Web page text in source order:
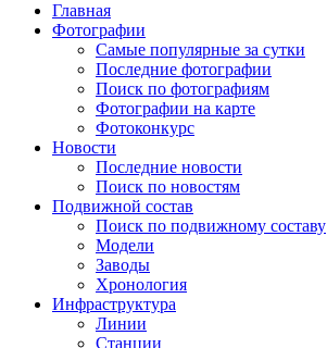
Главная
Фотографии
Cамые популярные за сутки
Последние фотографии
Поиск по фотографиям
Фотографии на карте
Фотоконкурс
Новости
Последние новости
Поиск по новостям
Подвижной состав
Поиск по подвижному составу
Модели
Заводы
Хронология
Инфраструктура
Линии
Станции